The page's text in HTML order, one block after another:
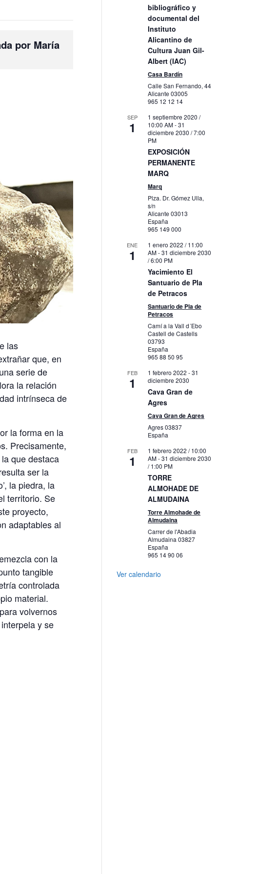
por María
las
que, en
serie de
la relación
intrínseca de
la forma en la
Precisamente,
que destaca
ser la
la piedra, la
territorio. Se
proyecto,
adaptables al
con la
tangible
controlada
material.
volvernos
y se
bibliográfico y
documental del
Instituto
Alicantino de
Cultura Juan Gil-
Albert (IAC)
Casa Bardín
Calle San Fernando, 44
Alicante03005
965 12 12 14
SEP
1
1 septiembre 2020 /
10:00 AM-31
diciembre 2030 / 7:00
PM
EXPOSICIÓN
PERMANENTE
MARQ
Marq
Plza. Dr. Gómez Ulla,
s/n
Alicante03013
España
965 149 000
ENE
1
1 enero 2022 / 11:00
AM-31 diciembre 2030
/ 6:00 PM
Yacimiento El
Santuario de Pla
de Petracos
Santuario de Pla de
Petracos
Camí a la Vall d´Ebo
Castell de Castells
03793
España
965 88 50 95
FEB
1
1 febrero 2022 -31
diciembre 2030
Cava Gran de
Agres
Cava Gran de Agres
Agres03837
España
FEB
1
1 febrero 2022 / 10:00
AM-31 diciembre 2030
/ 1:00 PM
TORRE
ALMOHADE DE
ALMUDAINA
Torre Almohade de
Almudaina
Carrer de l'Abadia
Almudaina03827
España
965 14 90 06
Ver calendario